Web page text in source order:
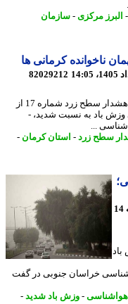
مرکزی - سازمان
کرمانی ها
82029212
طبق بررسی آخرین نقشه های هواشناسی و پیرو هشدار سطح زرد شماره 17 از
باد به نسبت شدید، -
...
زرد- استان کرمان -
خراسان جنوبی در گفت
-وزش باد شدید-